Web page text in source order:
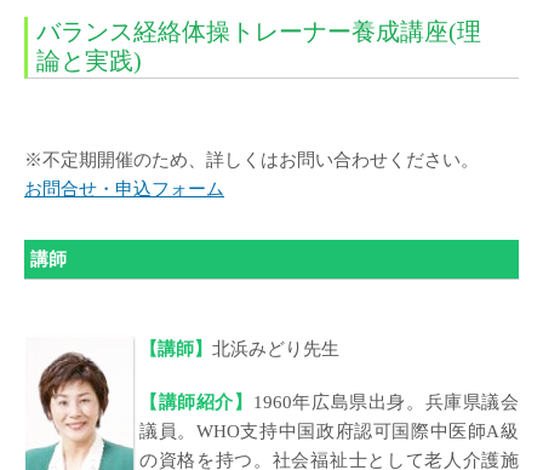
バランス経絡体操トレーナー養成講座(理
論と実践)
※不定期開催のため、詳しくはお問い合わせください。
お問合せ・申込フォーム
講師
【講師】 北浜みどり先生
【講師紹介】 1960年広島県出身。兵庫県議会
議員。WHO支持中国政府認可国際中医師A級
の資格を持つ。社会福祉士として老人介護施